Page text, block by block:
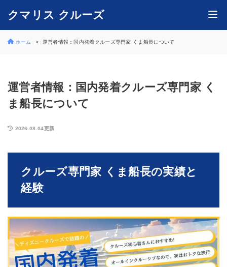
クマリス クルーズ
ホーム 運営者情報：国内発着クルーズ専門家 くま船長について
運営者情報：国内発着クルーズ専門家 く
ま船長について
2026.08.04更新
クルーズ専門家 くま船長の実績と
経験